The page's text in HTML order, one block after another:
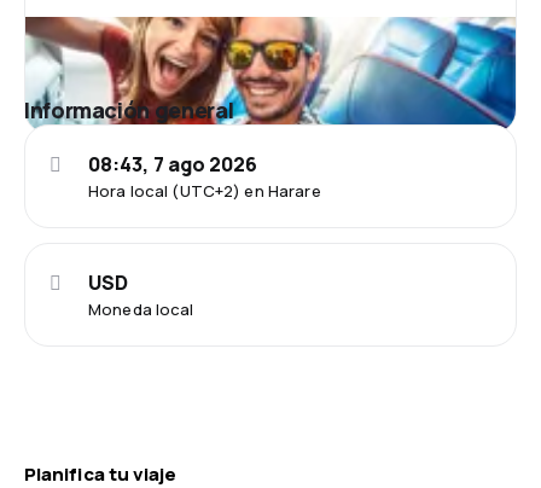
Información general
Hora local (UTC+2) en Harare
08:43, 7 ago 2026
Moneda local
USD
Planifica tu viaje